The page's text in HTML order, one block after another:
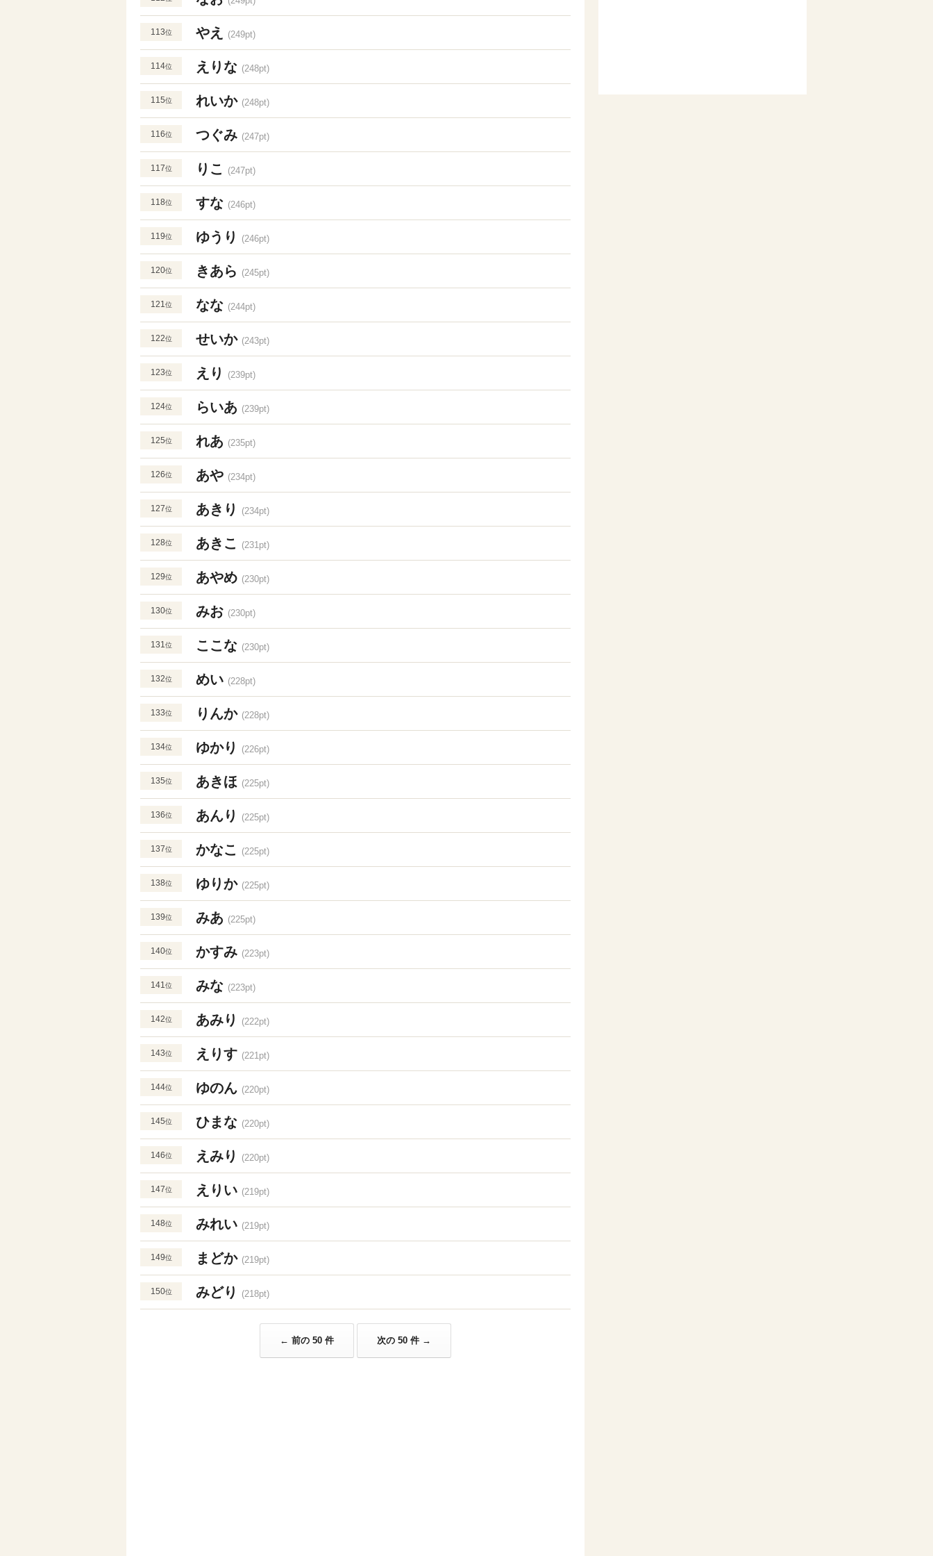
113位 やえ (249pt)
114位 えりな (248pt)
115位 れいか (248pt)
116位 つぐみ (247pt)
117位 りこ (247pt)
118位 すな (246pt)
119位 ゆうり (246pt)
120位 きあら (245pt)
121位 なな (244pt)
122位 せいか (243pt)
123位 えり (239pt)
124位 らいあ (239pt)
125位 れあ (235pt)
126位 あや (234pt)
127位 あきり (234pt)
128位 あきこ (231pt)
129位 あやめ (230pt)
130位 みお (230pt)
131位 ここな (230pt)
132位 めい (228pt)
133位 りんか (228pt)
134位 ゆかり (226pt)
135位 あきほ (225pt)
136位 あんり (225pt)
137位 かなこ (225pt)
138位 ゆりか (225pt)
139位 みあ (225pt)
140位 かすみ (223pt)
141位 みな (223pt)
142位 あみり (222pt)
143位 えりす (221pt)
144位 ゆのん (220pt)
145位 ひまな (220pt)
146位 えみり (220pt)
147位 えりい (219pt)
148位 みれい (219pt)
149位 まどか (219pt)
150位 みどり (218pt)
← 前の 50 件 次の 50 件 →